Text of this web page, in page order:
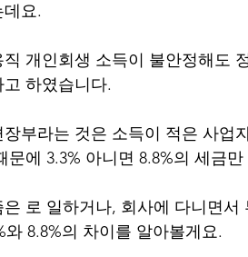
데요.
직 개인회생 소득이 불안정해도
고 하였습니다.
장부라는 것은 소득이 적은 사업
문에 3.3% 아니면 8.8%의 세금
은 로 일하거나, 회사에 다니면
와 8.8%의 차이를 알아볼게요.